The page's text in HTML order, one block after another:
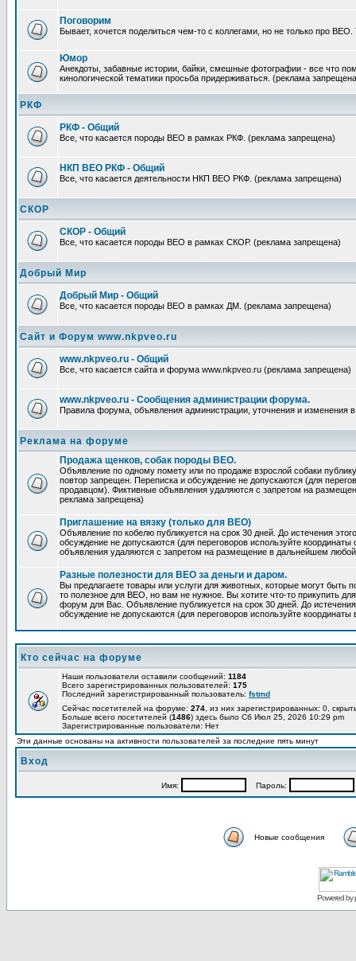
Поговорим
Бывает, хочется поделиться чем-то с коллегами, но не только про
Юмор
Анекдоты, забавные истории, байки, смешные фотографии - все что
кинологической тематики просьба придерживаться. (реклама
РКФ
РКФ - Общий
Все, что касается породы ВЕО в рамках РКФ. (реклама запрещена)
НКП ВЕО РКФ - Общий
Все, что касается деятельности НКП ВЕО РКФ. (реклама запрещена)
СКОР
СКОР - Общий
Все, что касается породы ВЕО в рамках СКОР. (реклама запрещена)
Добрый Мир
Добрый Мир - Общий
Все, что касается породы ВЕО в рамках ДМ. (реклама запрещена)
Сайт и Форум www.nkpveo.ru
www.nkpveo.ru - Общий
Все, что касается сайта и форума www.nkpveo.ru (реклама запрещена)
www.nkpveo.ru - Сообщения администрации форума.
Правила форума, объявления администрации, уточнения и изменения
Реклама на форуме
Продажа щенков, собак породы ВЕО.
Объявление по одному помету или по продаже взрослой собаки
повтор запрещен. Переписка и обсуждение не допускаются (для
продавцом). Фиктивные объявления удаляются с запретом на
реклама запрещена)
Приглашение на вязку (только для ВЕО)
Объявление по кобелю публикуется на срок 30 дней. До истечения
обсуждение не допускаются (для переговоров используйте
объявления удаляются с запретом на размещение в дальнейшем
Разные полезности для ВЕО за деньги и даром.
Вы предлагаете товары или услуги для животных, которые могут
то полезное для ВЕО, но вам не нужное. Вы хотите что-то прикупить
форум для Вас. Объявление публикуется на срок 30 дней. До
обсуждение не допускаются (для переговоров используйте
Кто сейчас на форуме
Наши пользователи оставили сообщений: 1184
Всего зарегистрированных пользователей: 175
Последний зарегистрированный пользователь: fstmd
Сейчас посетителей на форуме: 274 , из них зарегистрированных: 0,
Больше всего посетителей (1486) здесь было Сб Июл 25, 2026 10:29 pm
Зарегистрированные пользователи: Нет
Эти данные основаны на активности пользователей за последние пять минут
Вход
Имя: Пароль:
Новые сообщения
Powered by